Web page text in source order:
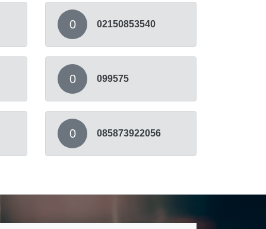
0 02150853540
0 099575
0 085873922056